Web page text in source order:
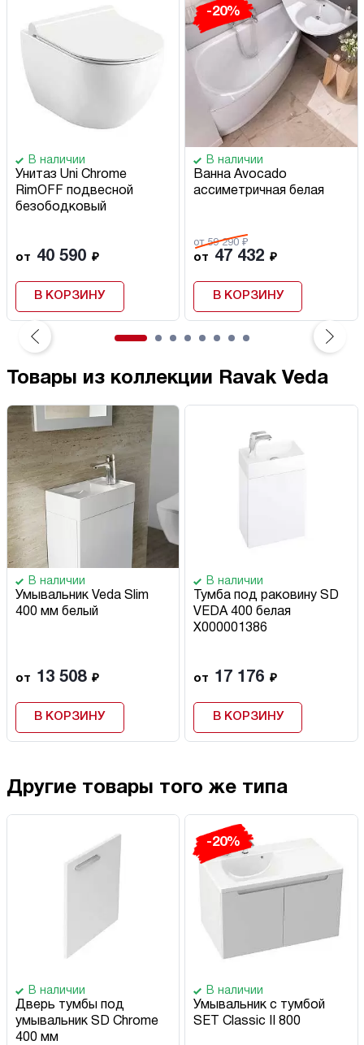
В наличии
Унитаз Uni Chrome
RimOFF подвесной
безободковый
от 40 590 ₽
В КОРЗИНУ
-20%
В наличии
Ванна Avocado
ассиметричная белая
от 59 290 ₽
от 47 432 ₽
В КОРЗИНУ
Товары из коллекции Ravak Veda
В наличии
Умывальник Veda Slim
400 мм белый
от 13 508 ₽
В КОРЗИНУ
В наличии
Тумба под раковину SD
VEDA 400 белая
X000001386
от 17 176 ₽
В КОРЗИНУ
Другие товары того же типа
В наличии
Дверь тумбы под
умывальник SD Chrome
400 мм
-20%
В наличии
Умывальник с тумбой
SET Classic II 800